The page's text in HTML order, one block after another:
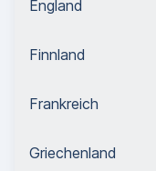
England
Finnland
Frankreich
Griechenland